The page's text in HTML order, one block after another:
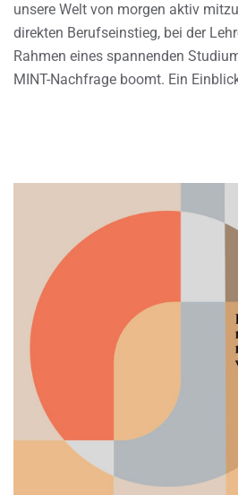
unsere Welt von morgen aktiv
direkten Berufseinstieg, bei der
Rahmen eines spannenden
MINT-Nachfrage boomt. Ein